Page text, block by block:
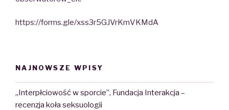
https://forms.gle/xss3r5GJVrKmVKMdA
NAJNOWSZE WPISY
„Interpłciowość w sporcie”, Fundacja Interakcja –
recenzja koła seksuologii